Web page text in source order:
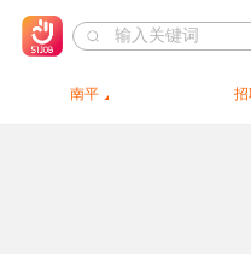
南平 招